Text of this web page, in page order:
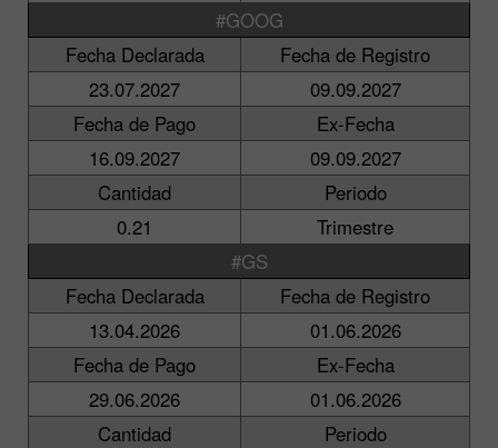
#GOOG
Fecha Declarada
Fecha de Registro
23.07.2027
09.09.2027
Fecha de Pago
Ex-Fecha
16.09.2027
09.09.2027
Cantidad
Periodo
0.21
Trimestre
#GS
Fecha Declarada
Fecha de Registro
13.04.2026
01.06.2026
Fecha de Pago
Ex-Fecha
29.06.2026
01.06.2026
Cantidad
Periodo